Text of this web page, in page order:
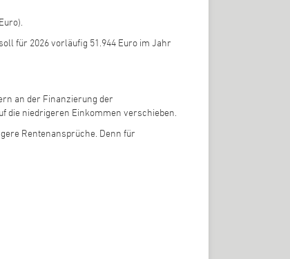
für 2026 vorläufig 51.944 Euro im Jahr
an der Finanzierung der
die niedrigeren Einkommen verschieben.
Rentenansprüche. Denn für